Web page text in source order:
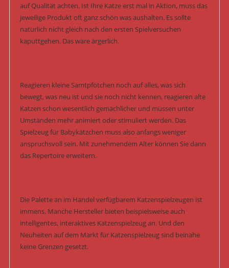
auf Qualität achten. Ist Ihre Katze erst mal in Aktion, muss das
jeweilige Produkt oft ganz schön was aushalten. Es sollte
natürlich nicht gleich nach den ersten Spielversuchen
kaputtgehen. Das wäre ärgerlich.
Reagieren kleine Samtpfötchen noch auf alles, was sich
bewegt, was neu ist und sie noch nicht kennen, reagieren alte
Katzen schon wesentlich gemächlicher und müssen unter
Umständen mehr animiert oder stimuliert werden. Das
Spielzeug für Babykätzchen muss also anfangs weniger
anspruchsvoll sein. Mit zunehmendem Alter können Sie dann
das Repertoire erweitern.
Die Palette an im Handel verfügbarem Katzenspielzeugen ist
immens. Manche Hersteller bieten beispielsweise auch
intelligentes, interaktives Katzenspielzeug an. Und den
Neuheiten auf dem Markt für Katzenspielzeug sind beinahe
keine Grenzen gesetzt.